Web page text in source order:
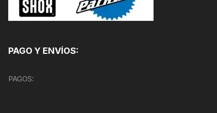
PAGO Y ENVÍOS:
PAGOS: